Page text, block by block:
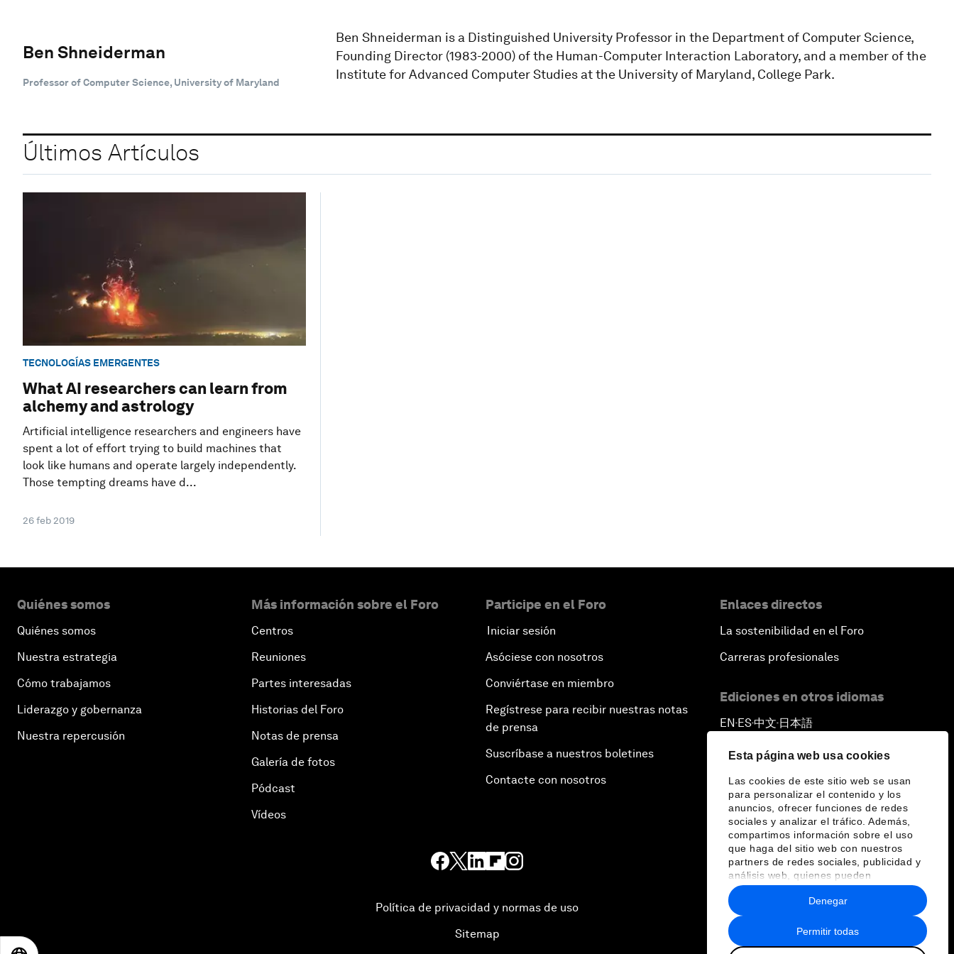
Esta página web usa cookies
Las cookies de este sitio web se usan
para personalizar el contenido y los
anuncios, ofrecer funciones de redes
sociales y analizar el tráfico. Además,
compartimos información sobre el uso
que haga del sitio web con nuestros
partners de redes sociales, publicidad y
análisis web, quienes pueden
combinarla con otra información que les
haya proporcionado o que hayan
recopilado a partir del uso que haya
hecho de sus servicios.
Permitir todas
Denegar
Ben Shneiderman
Professor of Computer Science, University of Maryland
Ben Shneiderman is a Distinguished University Professor in the Department of Computer Science,
Founding Director (1983-2000) of the Human-Computer Interaction Laboratory, and a member of the
Institute for Advanced Computer Studies at the University of Maryland, College Park.
Últimos Artículos
TECNOLOGÍAS EMERGENTES
What AI researchers can learn from
alchemy and astrology
Artificial intelligence researchers and engineers have
spent a lot of effort trying to build machines that
look like humans and operate largely independently.
Those tempting dreams have d...
26 feb 2019
Quiénes somos
Quiénes somos
Nuestra estrategia
Cómo trabajamos
Liderazgo y gobernanza
Nuestra repercusión
Más información sobre el Foro
Centros
Reuniones
Partes interesadas
Historias del Foro
Notas de prensa
Galería de fotos
Pódcast
Vídeos
Participe en el Foro
Iniciar sesión
Asóciese con nosotros
Conviértase en miembro
Regístrese para recibir nuestras notas
de prensa
Suscríbase a nuestros boletines
Contacte con nosotros
Enlaces directos
La sostenibilidad en el Foro
Carreras profesionales
Ediciones en otros idiomas
EN ▪ ES▪中文▪ 日本語
Política de privacidad y normas de uso
Sitemap